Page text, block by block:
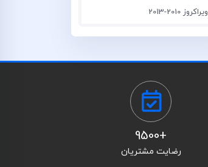
ویراکروز 2010-2013
+9500
رضایت مشتریان